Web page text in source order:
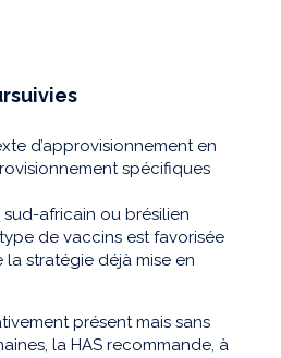
d’approvisionnement en
spécifiques
sud-africain ou brésilien
de vaccins est favorisée
stratégie déjà mise en
présent mais sans
la HAS recommande, à